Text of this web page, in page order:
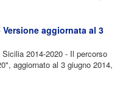
Versione aggiornata al 3
2014-2020 - Il percorso
aggiornato al 3 giugno 2014,